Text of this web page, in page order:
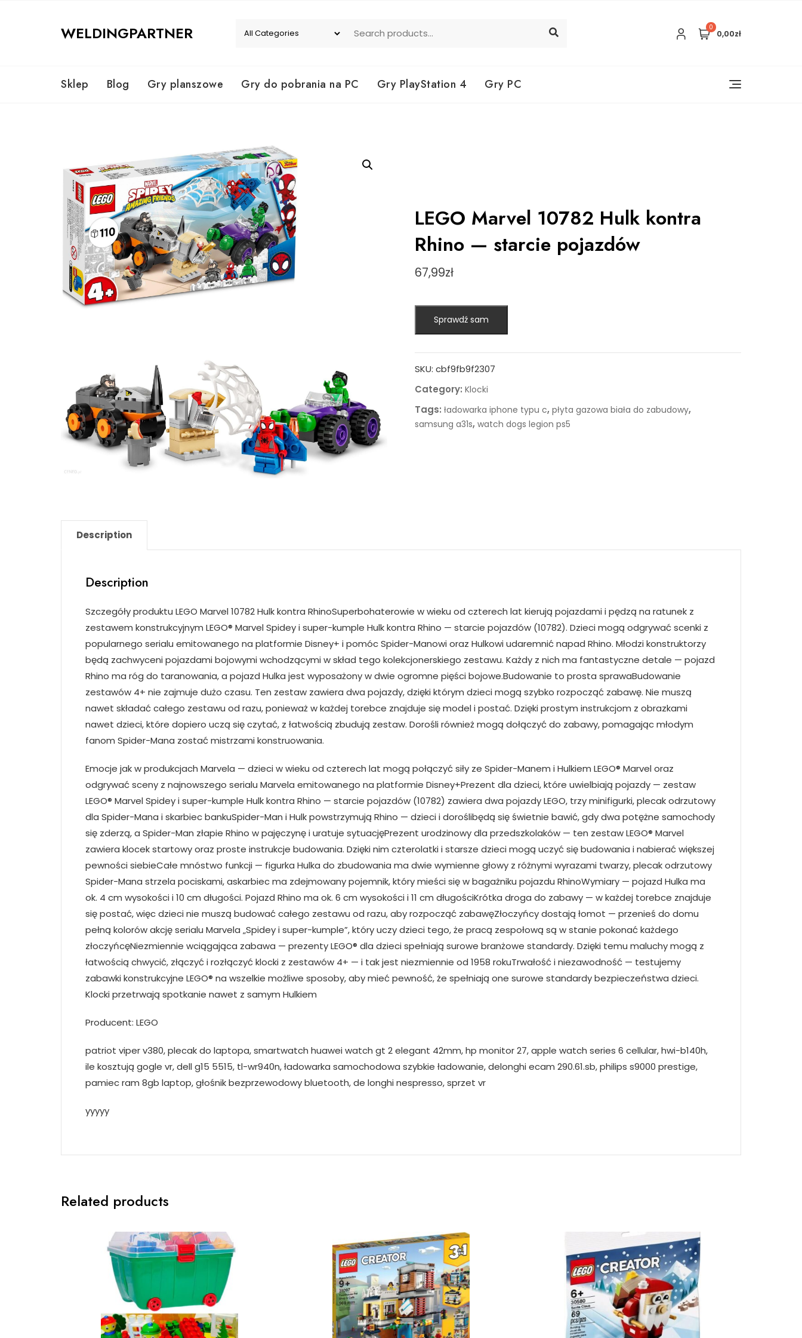
WELDINGPARTNER 0
0,00zł
Sklep Blog Gry planszowe Gry do pobrania na PC Gry PlayStation 4 Gry PC
LEGO Marvel 10782 Hulk kontra
Rhino — starcie pojazdów
67,99zł
Sprawdź sam
SKU: cbf9fb9f2307
Category: Klocki
Tags: ładowarka iphone typu c, płyta gazowa biała do zabudowy,
samsung a31s, watch dogs legion ps5
Description
Description
Szczegóły produktu LEGO Marvel 10782 Hulk kontra RhinoSuperbohaterowie w wieku od czterech lat kierują pojazdami i pędzą na ratunek z
zestawem konstrukcyjnym LEGO® Marvel Spidey i super-kumple Hulk kontra Rhino — starcie pojazdów (10782). Dzieci mogą odgrywać scenki z
popularnego serialu emitowanego na platformie Disney+ i pomóc Spider-Manowi oraz Hulkowi udaremnić napad Rhino. Młodzi konstruktorzy
będą zachwyceni pojazdami bojowymi wchodzącymi w skład tego kolekcjonerskiego zestawu. Każdy z nich ma fantastyczne detale — pojazd
Rhino ma róg do taranowania, a pojazd Hulka jest wyposażony w dwie ogromne pięści bojowe.Budowanie to prosta sprawaBudowanie
zestawów 4+ nie zajmuje dużo czasu. Ten zestaw zawiera dwa pojazdy, dzięki którym dzieci mogą szybko rozpocząć zabawę. Nie muszą
nawet składać całego zestawu od razu, ponieważ w każdej torebce znajduje się model i postać. Dzięki prostym instrukcjom z obrazkami
nawet dzieci, które dopiero uczą się czytać, z łatwością zbudują zestaw. Dorośli również mogą dołączyć do zabawy, pomagając młodym
fanom Spider-Mana zostać mistrzami konstruowania.
Emocje jak w produkcjach Marvela — dzieci w wieku od czterech lat mogą połączyć siły ze Spider-Manem i Hulkiem LEGO® Marvel oraz
odgrywać sceny z najnowszego serialu Marvela emitowanego na platformie Disney+Prezent dla dzieci, które uwielbiają pojazdy — zestaw
LEGO® Marvel Spidey i super-kumple Hulk kontra Rhino — starcie pojazdów (10782) zawiera dwa pojazdy LEGO, trzy minifigurki, plecak odrzutowy
dla Spider-Mana i skarbiec bankuSpider-Man i Hulk powstrzymują Rhino — dzieci i doroślibędą się świetnie bawić, gdy dwa potężne samochody
się zderzą, a Spider-Man złapie Rhino w pajęczynę i uratuje sytuacjęPrezent urodzinowy dla przedszkolaków — ten zestaw LEGO® Marvel
zawiera klocek startowy oraz proste instrukcje budowania. Dzięki nim czterolatki i starsze dzieci mogą uczyć się budowania i nabierać większej
pewności siebieCałe mnóstwo funkcji — figurka Hulka do zbudowania ma dwie wymienne głowy z różnymi wyrazami twarzy, plecak odrzutowy
Spider-Mana strzela pociskami, askarbiec ma zdejmowany pojemnik, który mieści się w bagażniku pojazdu RhinoWymiary — pojazd Hulka ma
ok. 4 cm wysokości i 10 cm długości. Pojazd Rhino ma ok. 6 cm wysokości i 11 cm długościKrótka droga do zabawy — w każdej torebce znajduje
się postać, więc dzieci nie muszą budować całego zestawu od razu, aby rozpocząć zabawęZłoczyńcy dostają łomot — przenieś do domu
pełną kolorów akcję serialu Marvela „Spidey i super-kumple”, który uczy dzieci tego, że pracą zespołową są w stanie pokonać każdego
złoczyńcęNiezmiennie wciągająca zabawa — prezenty LEGO® dla dzieci spełniają surowe branżowe standardy. Dzięki temu maluchy mogą z
łatwością chwycić, złączyć i rozłączyć klocki z zestawów 4+ — i tak jest niezmiennie od 1958 rokuTrwałość i niezawodność — testujemy
zabawki konstrukcyjne LEGO® na wszelkie możliwe sposoby, aby mieć pewność, że spełniają one surowe standardy bezpieczeństwa dzieci.
Klocki przetrwają spotkanie nawet z samym Hulkiem
Producent: LEGO
patriot viper v380, plecak do laptopa, smartwatch huawei watch gt 2 elegant 42mm, hp monitor 27, apple watch series 6 cellular, hwi-b140h,
ile kosztują gogle vr, dell g15 5515, tl-wr940n, ładowarka samochodowa szybkie ładowanie, delonghi ecam 290.61.sb, philips s9000 prestige,
pamiec ram 8gb laptop, głośnik bezprzewodowy bluetooth, de longhi nespresso, sprzet vr
yyyyy
Related products